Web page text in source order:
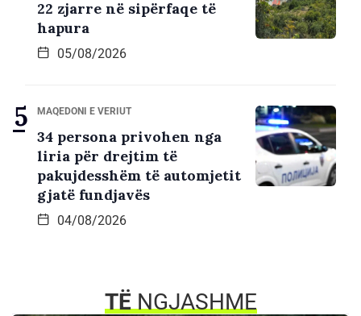
22 zjarre në sipërfaqe të
hapura
05/08/2026
MAQEDONI E VERIUT
34 persona privohen nga
liria për drejtim të
pakujdesshëm të automjetit
gjatë fundjavës
04/08/2026
TËNGJASHME